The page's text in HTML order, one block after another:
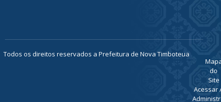
Todos os direitos reservados a Prefeitura de Nova Timboteua
do
Site
Acessar